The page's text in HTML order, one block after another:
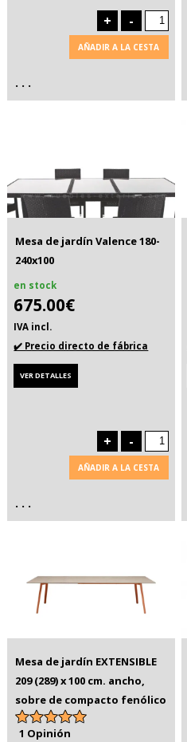
+ -
AÑADIR A LA CESTA
. . .
Mesa de jardín Valence 180-
240x100
en stock
675.00€
IVA incl.
✔️ Precio directo de fábrica
VER DETALLES
+ -
AÑADIR A LA CESTA
. . .
Mesa de jardín EXTENSIBLE
209 (289) x 100 cm. ancho,
sobre de compacto fenólico
1 Opinión